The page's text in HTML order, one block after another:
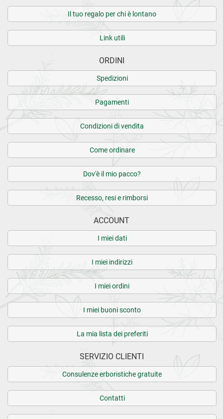
Il tuo regalo per chi è lontano
Link utili
ORDINI
Spedizioni
Pagamenti
Condizioni di vendita
Come ordinare
Dov'è il mio pacco?
Recesso, resi e rimborsi
ACCOUNT
I miei dati
I miei indirizzi
I miei ordini
I miei buoni sconto
La mia lista dei preferiti
SERVIZIO CLIENTI
Consulenze erboristiche gratuite
Contatti